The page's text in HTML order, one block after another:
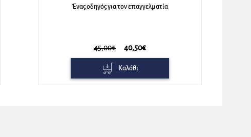
Ψυχανάλυση, φεμινισμός και το πρόβλημα της
22,00€ 19,80€
Καλάθι